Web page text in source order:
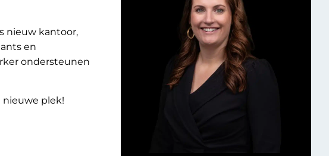
nieuw kantoor,
en
ondersteunen
plek!